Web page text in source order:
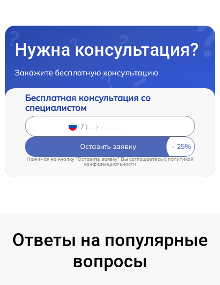
Нужна консультация?
Закажите бесплатную консультацию
Бесплатная консультация со
специалистом
Оставить заявку
Нажимая на кнопку "Оставить заявку" Вы соглашаетесь c политикой
конфиденциальности
Ответы на популярные
вопросы